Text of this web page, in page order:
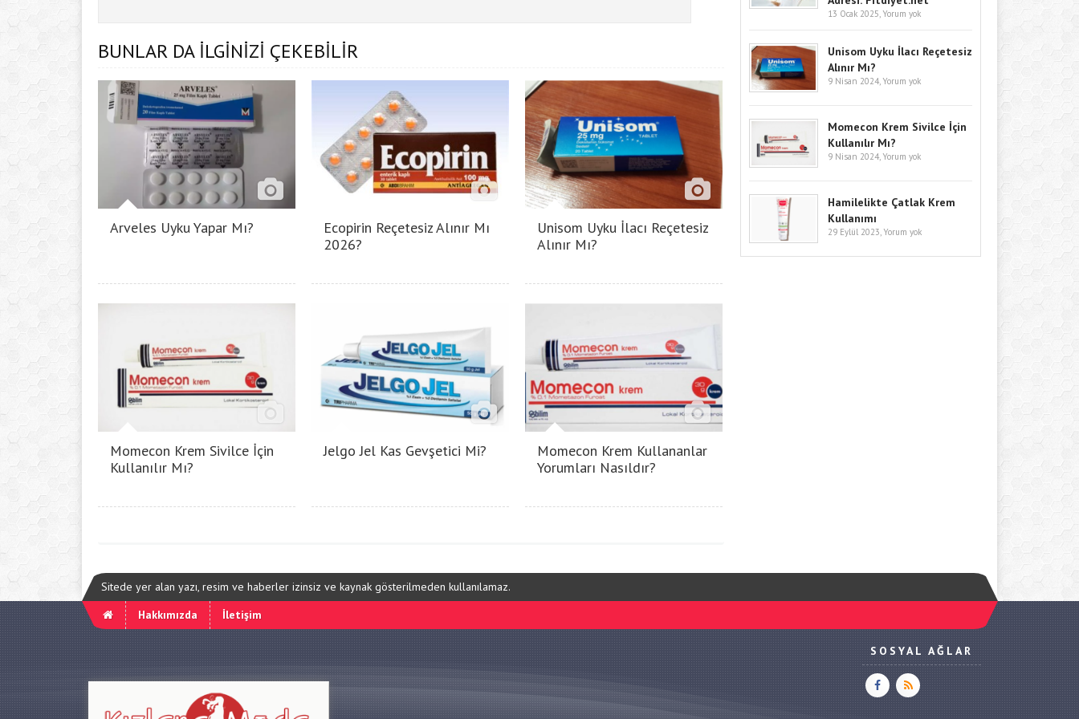
BUNLAR DA İLGİNİZİ ÇEKEBİLİR
Arveles Uyku Yapar Mı?
Ecopirin Reçetesiz Alınır Mı
2026?
Unisom Uyku İlacı Reçetesiz
Alınır Mı?
Momecon Krem Sivilce İçin
Kullanılır Mı?
Jelgo Jel Kas Gevşetici Mi?
Momecon Krem Kullananlar
Yorumları Nasıldır?
13 Ocak 2025, Yorum yok
Unisom Uyku İlacı Reçetesiz
Alınır Mı?
9 Nisan 2024, Yorum yok
Momecon Krem Sivilce İçin
Kullanılır Mı?
9 Nisan 2024, Yorum yok
Hamilelikte Çatlak Krem
Kullanımı
29 Eylül 2023, Yorum yok
Sitede yer alan yazı, resim ve haberler izinsiz ve kaynak gösterilmeden kullanılamaz.
Hakkımızda
İletişim
SOSYAL AĞLAR